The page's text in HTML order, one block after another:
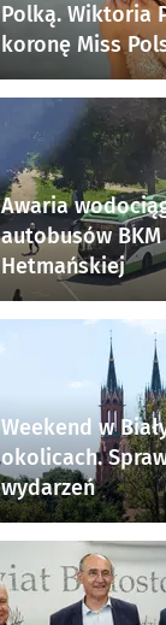
Polką. Wiktoria
koronę Miss
Awaria
autobusów
Hetmańskiej
Weekend w
okolicach.
wydarzeń